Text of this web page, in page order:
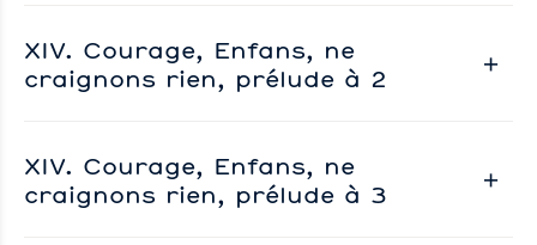
XIV. Courage, Enfans, ne
craignons rien, prélude à 2
XIV. Courage, Enfans, ne
craignons rien, prélude à 3